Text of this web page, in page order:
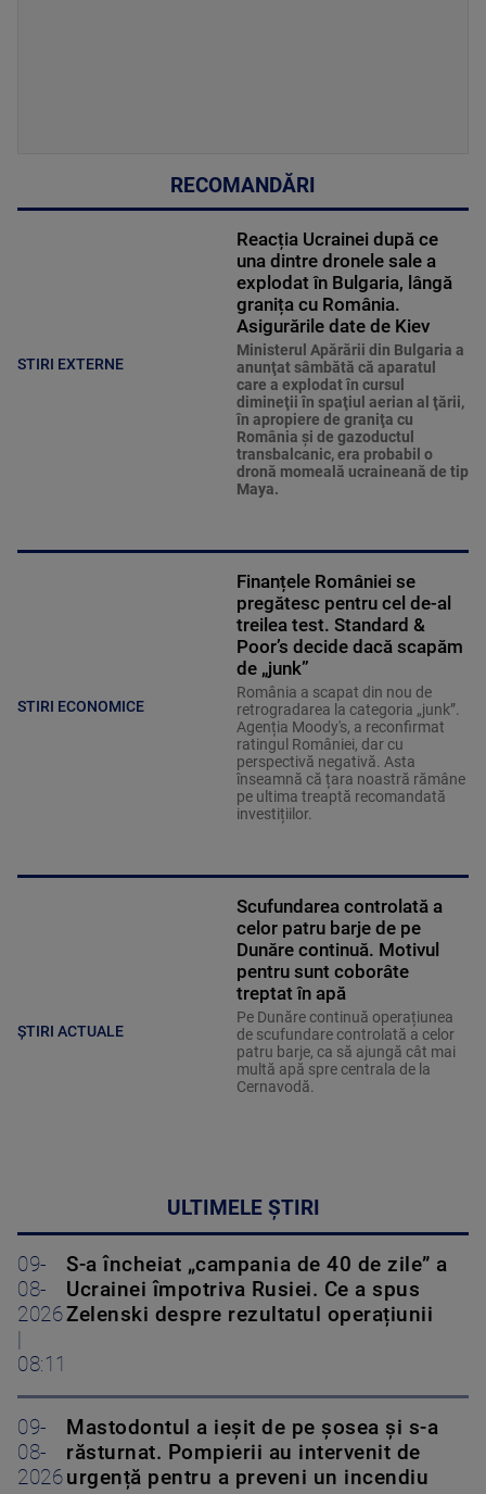
RECOMANDĂRI
STIRI EXTERNE
Reacția Ucrainei după ce
una dintre dronele sale a
explodat în Bulgaria, lângă
granița cu România.
Asigurările date de Kiev
Ministerul Apărării din Bulgaria a
anunţat sâmbătă că aparatul
care a explodat în cursul
dimineţii în spaţiul aerian al ţării,
în apropiere de graniţa cu
România şi de gazoductul
transbalcanic, era probabil o
dronă momeală ucraineană de tip
Maya.
STIRI ECONOMICE
Finanțele României se
pregătesc pentru cel de-al
treilea test. Standard &
Poor’s decide dacă scapăm
de „junk”
România a scapat din nou de
retrogradarea la categoria „junk”.
Agenția Moody's, a reconfirmat
ratingul României, dar cu
perspectivă negativă. Asta
înseamnă că țara noastră rămâne
pe ultima treaptă recomandată
investițiilor.
ȘTIRI ACTUALE
Scufundarea controlată a
celor patru barje de pe
Dunăre continuă. Motivul
pentru sunt coborâte
treptat în apă
Pe Dunăre continuă operațiunea
de scufundare controlată a celor
patru barje, ca să ajungă cât mai
multă apă spre centrala de la
Cernavodă.
ULTIMELE ȘTIRI
09-
08-
2026
08:11
S-a încheiat „campania de 40 de zile” a
Ucrainei împotriva Rusiei. Ce a spus
Zelenski despre rezultatul operațiunii
09-
08-
2026
Mastodontul a ieșit de pe șosea și s-a
răsturnat. Pompierii au intervenit de
urgență pentru a preveni un incendiu